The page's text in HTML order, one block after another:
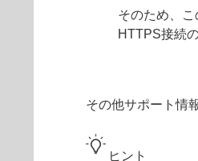
そのため、
HTTPS接続
その他サポート情
ヒント